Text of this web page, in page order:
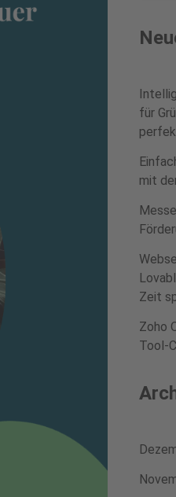
für
mit
Zeit
Zoho
Tool-